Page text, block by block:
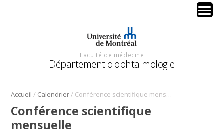
Faculté de médecine
Département d'ophtalmologie
Accueil / Calendrier/ Conférence scientifique mensuelle
Conférence scientifique
mensuelle